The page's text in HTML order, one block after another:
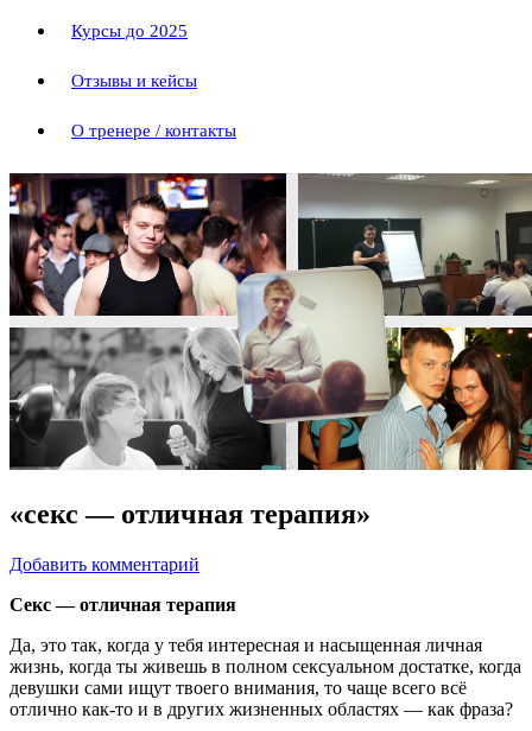
Курсы до 2025
Отзывы и кейсы
О тренере / контакты
«секс — отличная терапия»
Добавить комментарий
Cекс — отличная терапия
Да, это так, когда у тебя интересная и насыщенная личная
жизнь, когда ты живешь в полном сексуальном достатке, когда
девушки сами ищут твоего внимания, то чаще всего всё
отлично как-то и в других жизненных областях — как фраза?